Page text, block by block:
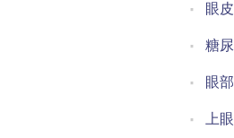
眼
糖
眼
上